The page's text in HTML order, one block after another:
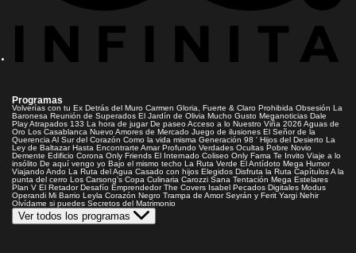
Programas
Volverías con tu Ex Detrás del Muro Carmen Gloria, Fuerte & Claro Prohibida Obsesión La
Baronesa Reunión de Superados El Jardín de Olivia Mucho Gusto Meganoticias Dale
PlayAtrapados 133 La hora de jugar De paseoAcceso a lo Nuestro Viña 2026 Aguas de
Oro Los Casablanca Nuevo Amores de Mercado Juego de ilusiones El Señor de la
Querencia Al Sur del Corazón Como la vida misma Generación 98 ' Hijos del Desierto La
Ley de Baltazar Hasta Encontrarte Amar Profundo Verdades Ocultas Pobre Novio
Demente Edificio Corona Only Friends El Internado Coliseo Only Fama Te Invito Viaje a lo
insólito De aquí vengo yo Bajo el mismo techo La Ruta Verde El Antídoto Mega Humor
Viajando Ando La Ruta del Agua Casado con hijos Elegidos Disfruta la Ruta CapítulosA la
punta del cerro Los Carsong's Copa Culinaria Carozzi Sana Tentación Mega Estelares
Plan V El Retador Desafío Emprendedor The Covers Isabel Pecados Digitales Modus
Operandi Mi Barrio Leyla Corazón Negro Trampa de Amor Seyrán y Ferit Yargi Nehir
Olvídame si puedes Secretos del Matrimonio
Ver todos los programas